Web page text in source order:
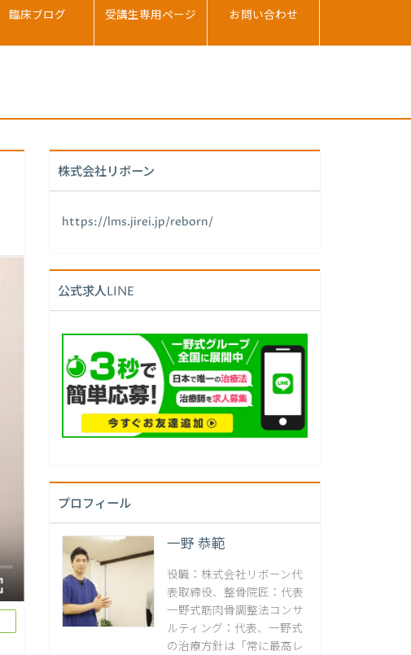
臨床ブログ 受講生専用ページ お問い合わせ
株式会社リボーン
https://lms.jirei.jp/reborn/
公式求人LINE
プロフィール
一野 恭範
役職：株式会社リボーン代
表取締役、整骨院匠：代表
一野式筋肉骨調整法コンサ
ルティング：代表、一野式
の治療方針は「常に最高レ